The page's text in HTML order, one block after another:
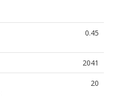
0.45
2041
20